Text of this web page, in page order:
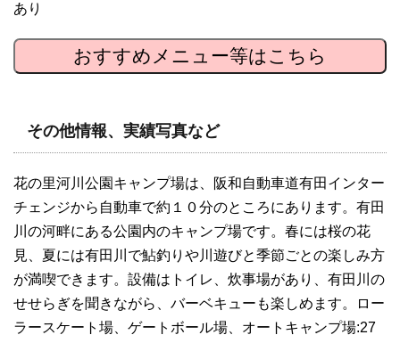
あり
おすすめメニュー等はこちら
その他情報、実績写真など
花の里河川公園キャンプ場は、阪和自動車道有田インター
チェンジから自動車で約１０分のところにあります。有田
川の河畔にある公園内のキャンプ場です。春には桜の花
見、夏には有田川で鮎釣りや川遊びと季節ごとの楽しみ方
が満喫できます。設備はトイレ、炊事場があり、有田川の
せせらぎを聞きながら、バーベキューも楽しめます。ロー
ラースケート場、ゲートボール場、オートキャンプ場:27